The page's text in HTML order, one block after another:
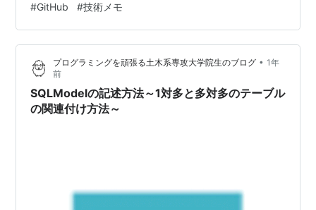
バ側） フロントエンド：Vue.js バックエンド：
Flask（Python） データベース：SQLite 主な機能は以下
のとおりです： ユーザー登録・認証機能（今回は簡易的
に管理者がDBを直接流し込む事とし、登録フォー…
#GitHub #技術メモ
プログラミングを頑張る土木系専攻大学院生のブログ • 1年
前
SQLModelの記述方法～1対多と多対多のテーブル
の関連付け方法～